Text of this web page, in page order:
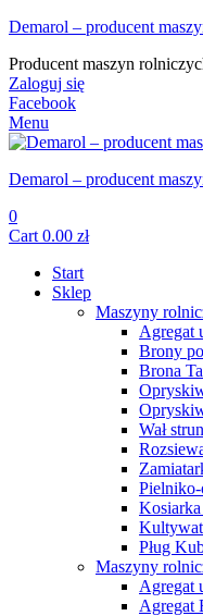
Demarol – producent
Producent maszyn
Zaloguj się
Facebook
Menu
Demarol – producent
0
Cart 0.00 zł
Start
Sklep
Maszyny
Agregat
Brony
Brona
Wał
Pług
Maszyny
Agregat
Agregat